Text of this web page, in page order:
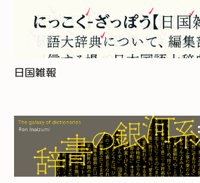
日国雑報